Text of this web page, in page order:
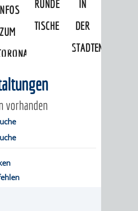
ZUM
RUNDE
TISCHE
IN
DER
UNSERE STADT
Stadtthemen Freizeit
vorhanden